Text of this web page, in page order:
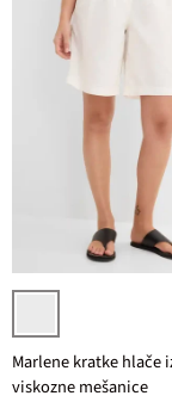
bela
Marlene kratke hlače
viskozne mešanice